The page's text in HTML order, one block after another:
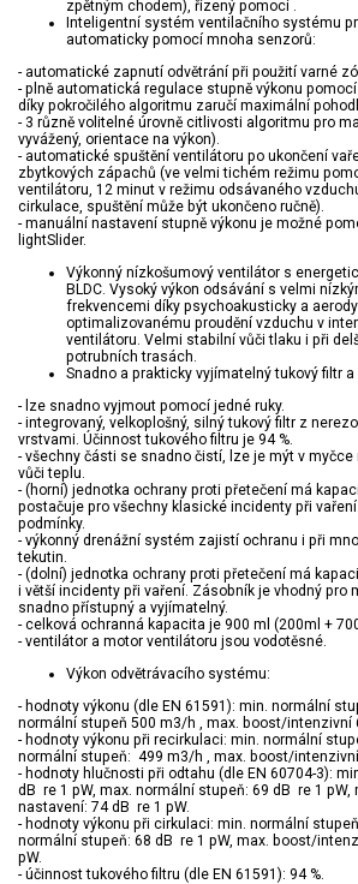
zpětným chodem), řízený pomocí .
Inteligentní systém ventilačního systému
automaticky pomocí mnoha senzorů:
- automatické zapnutí odvětrání při použití varné
- plně automatická regulace stupně výkonu
díky pokročilého algoritmu zaručí maximální
- 3 různě volitelné úrovně citlivosti algoritmu pro
vyvážený, orientace na výkon).
- automatické spuštění ventilátoru po ukončení
zbytkových zápachů (ve velmi tichém režimu
ventilátoru, 12 minut v režimu odsávaného
cirkulace, spuštění může být ukončeno ručně).
- manuální nastavení stupně výkonu je možné
lightSlider.
Výkonný nízkošumový ventilátor s
BLDC. Vysoký výkon odsávání s velmi
frekvencemi díky psychoakusticky a
optimalizovanému proudění vzduchu v
ventilátoru. Velmi stabilní vůči tlaku i při
potrubních trasách.
Snadno a prakticky vyjímatelný tukový filtr
- lze snadno vyjmout pomocí jedné ruky.
- integrovaný, velkoplošný, silný tukový filtr z
vrstvami. Účinnost tukového filtru je 94 %.
- všechny části se snadno čistí, lze je mýt v
vůči teplu.
- (horní) jednotka ochrany proti přetečení má
postačuje pro všechny klasické incidenty při
podmínky.
- výkonný drenážní systém zajistí ochranu i při
tekutin.
- (dolní) jednotka ochrany proti přetečení má
i větší incidenty při vaření. Zásobník je vhodný pro
snadno přístupný a vyjímatelný.
- celková ochranná kapacita je 900 ml (200ml +
- ventilátor a motor ventilátoru jsou vodotěsné.
Výkon odvětrávacího systému:
- hodnoty výkonu (dle EN 61591): min. normální
normální stupeň 500 m3/h , max. boost/intenzivní
- hodnoty výkonu při recirkulaci: min. normální
normální stupeň: 499 m3/h , max. boost/
- hodnoty hlučnosti při odtahu (dle EN 60704-3):
dB re 1 pW, max. normální stupeň: 69 dB re 1
nastavení: 74 dB re 1 pW.
- hodnoty výkonu při cirkulaci: min. normální
normální stupeň: 68 dB re 1 pW, max. boost/
pW.
- účinnost tukového filtru (dle EN 61591): 94 %.